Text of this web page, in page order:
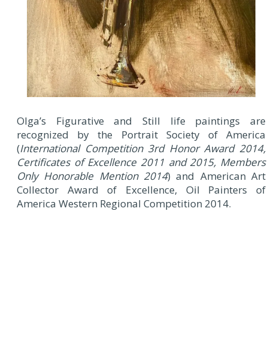
Olga’s Figurative and Still life paintings are
recognized by the Portrait Society of America
(International Competition 3rd Honor Award 2014,
Certificates of Excellence 2011 and 2015, Members
Only Honorable Mention 2014) and American Art
Collector Award of Excellence, Oil Painters of
America Western Regional Competition 2014.